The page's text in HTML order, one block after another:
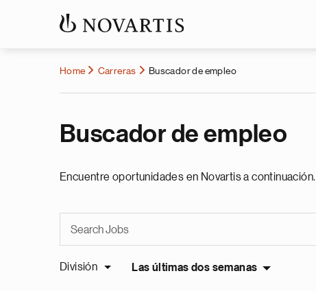
Home Carreras Buscador de empleo
Buscador de empleo
Encuentre oportunidades en Novartis a continuación.
División Las últimas dos semanas